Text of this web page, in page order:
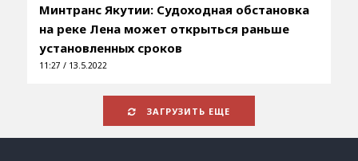
Минтранс Якутии: Судоходная обстановка
на реке Лена может открыться раньше
установленных сроков
11:27 / 13.5.2022
ЗАГРУЗИТЬ ЕЩЕ